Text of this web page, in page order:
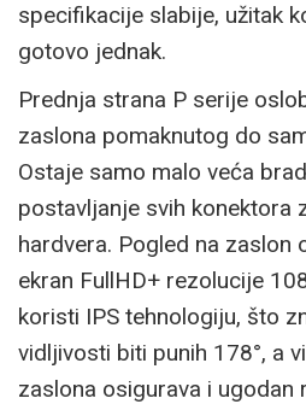
specifikacije slabije, užitak
gotovo jednak.
Prednja strana P serije
zaslona pomaknutog do
Ostaje samo malo veća
postavljanje svih konektora
hardvera. Pogled na zaslon
ekran FullHD+ rezolucije
koristi IPS tehnologiju, što
vidljivosti biti punih 178°, a
zaslona osigurava i ugodan